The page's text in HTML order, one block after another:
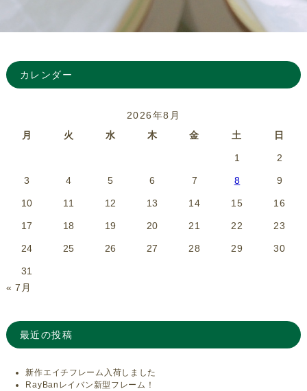
カレンダー
2026年8月
月
火 水 木 金 土 日
1 2
3 4 5 6 7 8 9
10 11 12 13 14 15 16
17 18 19 20 21 22 23
24 25 26 27 28 29 30
31
« 7月
最近の投稿
新作エイチフレーム入荷しました
RayBanレイバン新型フレーム！